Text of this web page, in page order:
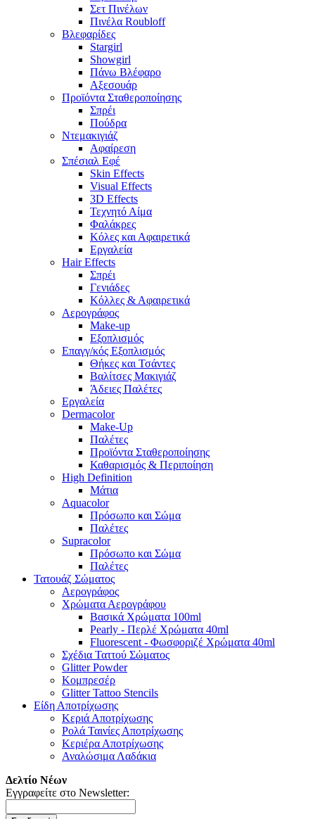
Σετ Πινέλων
Πινέλα Roubloff
Βλεφαρίδες
Stargirl
Showgirl
Πάνω Βλέφαρο
Αξεσουάρ
Προϊόντα Σταθεροποίησης
Σπρέι
Πούδρα
Ντεμακιγιάζ
Αφαίρεση
Σπέσιαλ Εφέ
Skin Effects
Visual Effects
3D Effects
Τεχνητό Αίμα
Φαλάκρες
Κόλες και Αφαιρετικά
Εργαλεία
Hair Effects
Σπρέι
Γενιάδες
Κόλλες & Αφαιρετικά
Αερογράφος
Make-up
Εξοπλισμός
Επαγγ/κός Εξοπλισμός
Θήκες και Τσάντες
Βαλίτσες Μακιγιάζ
Άδειες Παλέτες
Εργαλεία
Dermacolor
Make-Up
Παλέτες
Προϊόντα Σταθεροποίησης
Καθαρισμός & Περιποίηση
High Definition
Μάτια
Aquacolor
Πρόσωπο και Σώμα
Παλέτες
Supracolor
Πρόσωπο και Σώμα
Παλέτες
Τατουάζ Σώματος
Αερογράφος
Χρώματα Αερογράφου
Βασικά Χρώματα 100ml
Pearly - Περλέ Χρώματα 40ml
Fluorescent - Φωσφοριζέ Χρώματα 40ml
Σχέδια Ταττού Σώματος
Glitter Powder
Κομπρεσέρ
Glitter Tattoo Stencils
Είδη Αποτρίχωσης
Κεριά Αποτρίχωσης
Ρολά Ταινίες Αποτρίχωσης
Κεριέρα Αποτρίχωσης
Αναλώσιμα Λαδάκια
Δελτίο Νέων
Εγγραφείτε στο Newsletter: